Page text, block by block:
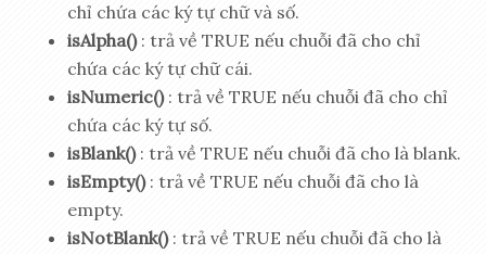
chỉ chứa các ký tự chữ và số.
isAlpha(): trả về TRUE nếu chuỗi đã cho chỉ
chứa các ký tự chữ cái.
isNumeric(): trả về TRUE nếu chuỗi đã cho chỉ
chứa các ký tự số.
isBlank(): trả về TRUE nếu chuỗi đã cho là blank.
isEmpty(): trả về TRUE nếu chuỗi đã cho là
empty.
isNotBlank(): trả về TRUE nếu chuỗi đã cho là